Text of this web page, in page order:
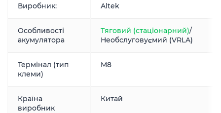
Виробник: Altek
Особливості
акумулятора
Тяговий (стаціонарний)/
Необслуговуємий (VRLA)
Термінал (тип
клеми)
M8
Країна
виробник
Китай